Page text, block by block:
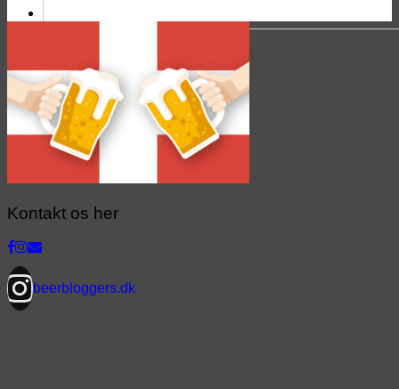
Kontakt os her
beerbloggers.dk